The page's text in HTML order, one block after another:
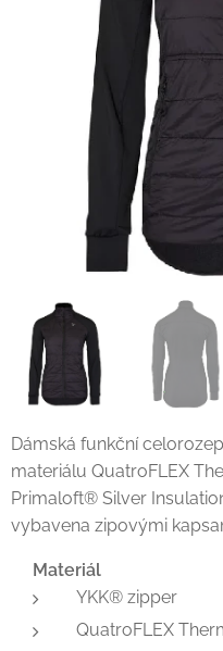
Dámská funkční
materiálu QuatroFLEX
Primaloft® Silver
vybavena zipovými
Materiál
YKK® zipper
QuatroFLEX